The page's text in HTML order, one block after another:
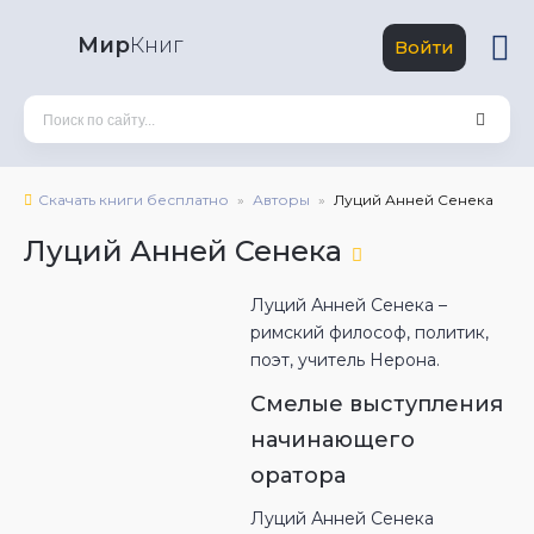
МирКниг Войти
Скачать книги бесплатно Авторы Луций Анней Сенека
Луций Анней Сенека
Луций Анней Сенека –
римский философ, политик,
поэт, учитель Нерона.
Смелые выступления
начинающего
оратора
Луций Анней Сенека